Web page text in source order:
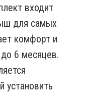
входит
для самых
комфорт и
6 месяцев.
установить